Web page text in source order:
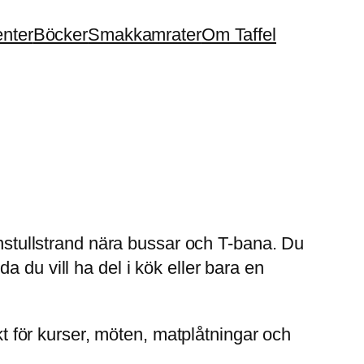
BöckerSmakkamraterOm Taffel
nära bussar och T-bana. Du
du vill ha del i kök eller bara en
för kurser, möten, matplåtningar och